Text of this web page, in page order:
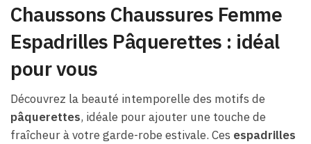
Chaussons Chaussures Femme
Espadrilles Pâquerettes : idéal
pour vous
Découvrez la beauté intemporelle des motifs de
pâquerettes, idéale pour ajouter une touche de
fraîcheur à votre garde-robe estivale. Ces espadrilles